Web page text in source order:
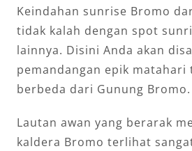
Keindahan sunrise Bromo
tidak kalah dengan spot
lainnya. Disini Anda akan
pemandangan epik
berbeda dari Gunung Bromo.
Lautan awan yang berarak
kaldera Bromo terlihat